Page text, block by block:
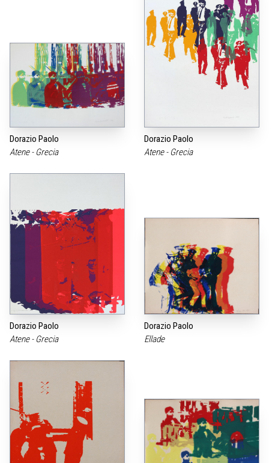
Dorazio Paolo
Atene - Grecia
Dorazio Paolo
Atene - Grecia
Dorazio Paolo
Atene - Grecia
Dorazio Paolo
Ellade